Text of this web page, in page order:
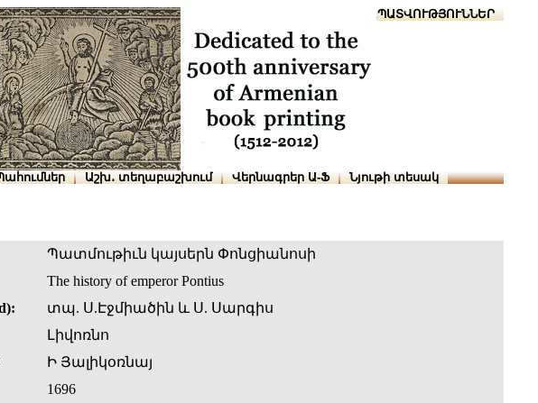
ՆԱԽԱՊԱՏՎՈՒԹՅՈՒՆՆԵՐ
Աշխ․ տեղաբաշխում Վերնագրեր Ա-Ֆ Նյութի տեսակ
Պատմութիւն կայսերն Փոնցիանոսի
The history of emperor Pontius
տպ. Ս.Էջմիածին և Ս. Սարգիս
Լիվոռնո
Ի Յալիկօռնայ
1696